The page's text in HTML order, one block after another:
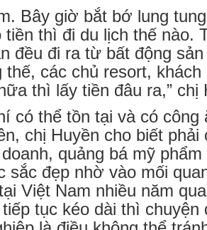
Bây giờ bắt bớ lung
tiền thì đi du lịch thế nào.
đều đi ra từ bất động
thế, các chủ resort,
thì lấy tiền đâu ra,”
có thể tồn tại và có công
chị Huyền cho biết
quảng bá mỹ
sắc đẹp nhờ vào mối
Việt Nam nhiều năm
tục kéo dài thì